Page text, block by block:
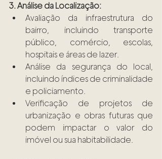
3. Análise da Localização:
Avaliação da infraestrutura do
bairro, incluindo transporte
público, comércio, escolas,
hospitais e áreas de lazer.
Análise da segurança do local,
incluindo índices de criminalidade
e policiamento.
Verificação de projetos de
urbanização e obras futuras que
podem impactar o valor do
imóvel ou sua habitabilidade.